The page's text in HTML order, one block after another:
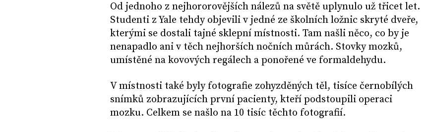
Od jednoho z nejhororovějších nálezů na světě uplynulo už třicet let.
Studenti z Yale tehdy objevili v jedné ze školních ložnic skryté dveře,
kterými se dostali tajné sklepní místnosti. Tam našli něco, co by je
nenapadlo ani v těch nejhorších nočních můrách. Stovky mozků,
umístěné na kovových regálech a ponořené ve formaldehydu.
V místnosti také byly fotografie zohyzděných těl, tisíce černobílých
snímků zobrazujících první pacienty, kteří podstoupili operaci
mozku. Celkem se našlo na 10 tisíc těchto fotografií.